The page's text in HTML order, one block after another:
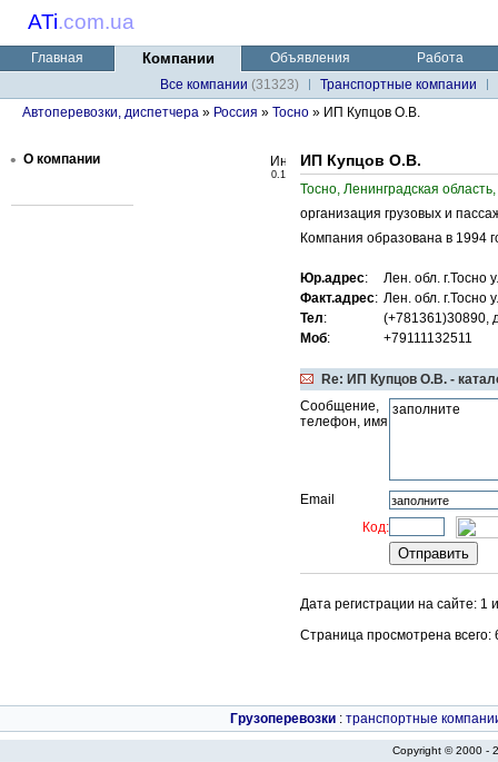
ATi.com.ua
Главная Компании Объявления
Работа
Все компании (31323)
Транспортные компании
Автоперевозки, диспетчера » Россия » Тосно » ИП Купцов О.В.
• О компании
0.1
ИП Купцов О.В.
Тосно, Ленинградская
организация грузовых и
Компания образована в 1994
Юр.адрес:
Лен. обл. г.Тосно
Факт.адрес: Лен. обл. г.Тосно
Тел:
(+781361)30890,
Моб: +79111132511
Re: ИП Купцов О.В. -
Сообщение,
телефон, имя
Email
Код:
Дата регистрации на сайте: 1
Страница просмотрена всего:
Грузоперевозки : транспортные
Copyright © 2000 -